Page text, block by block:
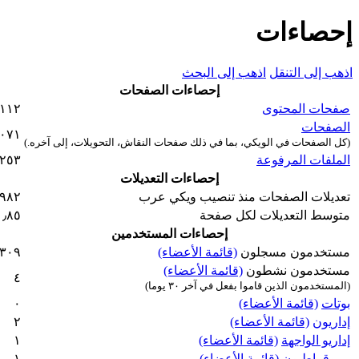
إحصاءات
اذهب إلى التنقل اذهب إلى البحث
إحصاءات الصفحات
صفحات المحتوى
١١٢
الصفحات
(كل الصفحات في الويكي، بما في ذلك صفحات النقاش، التحويلات، إلى آخره.)
الملفات المرفوعة
٢٥٣
إحصاءات التعديلات
تعديلات الصفحات منذ تنصيب ويكي عرب
متوسط التعديلات لكل صفحة
إحصاءات المستخدمين
مستخدمون مسجلون (قائمة الأعضاء)
٣٠٩
مستخدمون نشطون (قائمة الأعضاء)
(المستخدمون الذين قاموا بفعل في آخر ٣٠ يوما)
٤
بوتات (قائمة الأعضاء)
٠
إداريون (قائمة الأعضاء)
٢
إداريو الواجهة (قائمة الأعضاء)
١